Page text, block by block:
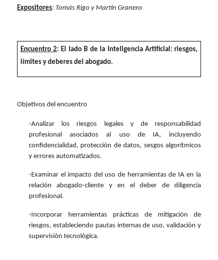
Expositores: Tomás Rigo y Martín Granero
Encuentro 2: El lado B de la Inteligencia Artificial: riesgos,
límites y deberes del abogado.
Objetivos del encuentro
-Analizar los riesgos legales y de responsabilidad
profesional asociados al uso de IA, incluyendo
confidencialidad, protección de datos, sesgos algorítmicos
y errores automatizados.
-Examinar el impacto del uso de herramientas de IA en la
relación abogado-cliente y en el deber de diligencia
profesional.
-Incorporar herramientas prácticas de mitigación de
riesgos, estableciendo pautas internas de uso, validación y
supervisión tecnológica.